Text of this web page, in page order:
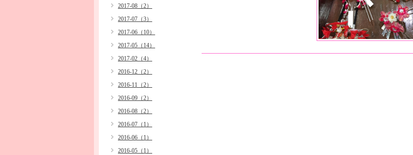
2017-08（2）
2017-07（3）
2017-06（10）
2017-05（14）
2017-02（4）
2016-12（2）
2016-11（2）
2016-09（2）
2016-08（2）
2016-07（1）
2016-06（1）
2016-05（1）